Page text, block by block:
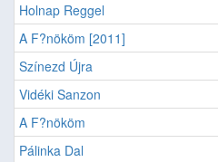
Holnap Reggel
A F?nököm [2011]
Színezd Újra
Vidéki Sanzon
A F?nököm
Pálinka Dal